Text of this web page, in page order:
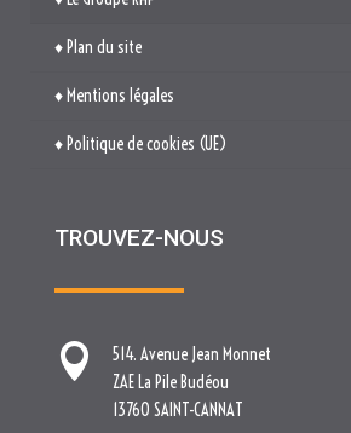
TROUVEZ-NOUS
514. Avenue Jean Monnet

 contact[at]nova-groupe.fr